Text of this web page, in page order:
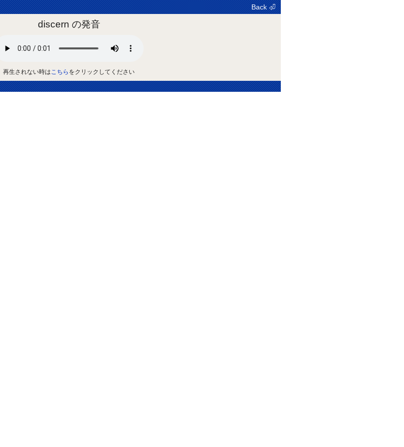
Back ⏎
discern の発音
再生されない時はこちら をクリックしてください